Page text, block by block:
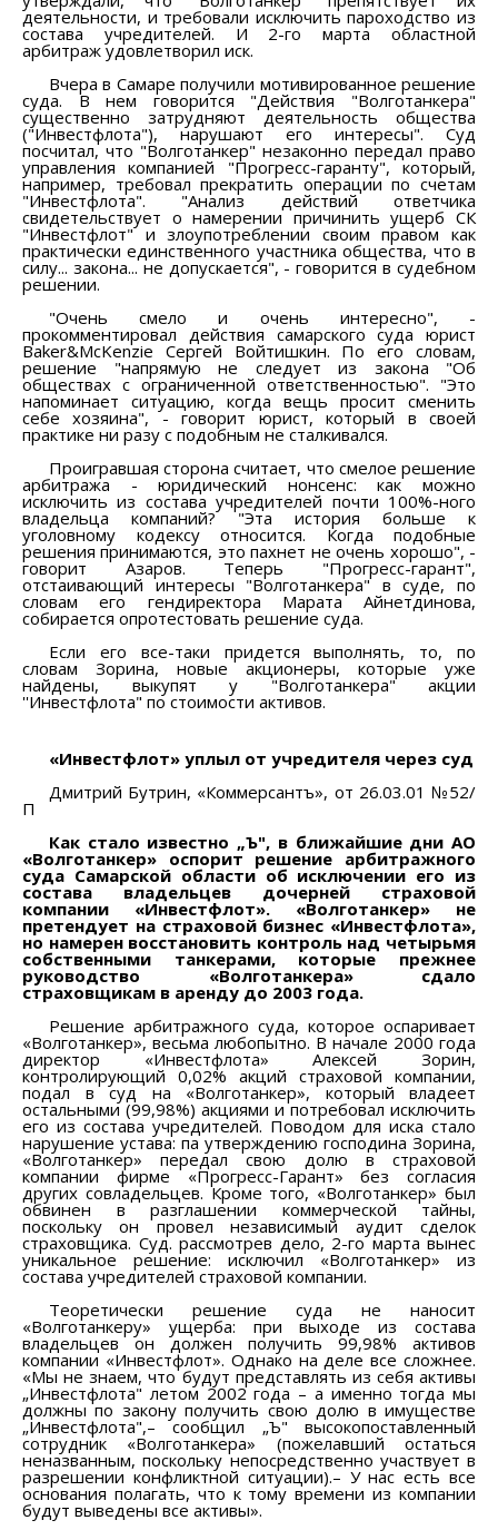
деятельности, и требовали исключить пароходство из
состава учредителей. И 2-го марта областной
арбитраж удовлетворил иск.
Вчера в Самаре получили мотивированное решение
суда. В нем говорится "Действия "Волготанкера"
существенно затрудняют деятельность общества
("Инвестфлота"), нарушают его интересы". Суд
посчитал, что "Волготанкер" незаконно передал право
управления компанией "Прогресс-гаранту", который,
например, требовал прекратить операции по счетам
"Инвестфлота". "Анализ действий ответчика
свидетельствует о намерении причинить ущерб СК
"Инвестфлот" и злоупотреблении своим правом как
практически единственного участника общества, что в
силу... закона... не допускается", - говорится в судебном
решении.
"Очень смело и очень интересно", -
прокомментировал действия самарского суда юрист
Baker&McKenzie Сергей Войтишкин. По его словам,
решение "напрямую не следует из закона "Об
обществах с ограниченной ответственностью". "Это
напоминает ситуацию, когда вещь просит сменить
себе хозяина", - говорит юрист, который в своей
практике ни разу с подобным не сталкивался.
Проигравшая сторона считает, что смелое решение
арбитража - юридический нонсенс: как можно
исключить из состава учредителей почти 100%-ного
владельца компаний? "Эта история больше к
уголовному кодексу относится. Когда подобные
решения принимаются, это пахнет не очень хорошо", -
говорит Азаров. Теперь "Прогресс-гарант",
отстаивающий интересы "Волготанкера" в суде, по
словам его гендиректора Марата Айнетдинова,
собирается опротестовать решение суда.
Если его все-таки придется выполнять, то, по
словам Зорина, новые акционеры, которые уже
найдены, выкупят у "Волготанкера" акции
''Инвестфлота" по стоимости активов.
«Инвестфлот» уплыл от учредителя через суд
Дмитрий Бутрин, «Коммерсантъ», от 26.03.01 №52/
П
Как стало известно „Ъ", в ближайшие дни АО
«Волготанкер» оспорит решение арбитражного
суда Самарской области об исключении его из
состава владельцев дочерней страховой
компании «Инвестфлот». «Волготанкер» не
претендует на страховой бизнес «Инвестфлота»,
но намерен восстановить контроль над четырьмя
собственными танкерами, которые прежнее
руководство «Волготанкера» сдало
страховщикам в аренду до 2003 года.
Решение арбитражного суда, которое оспаривает
«Волготанкер», весьма любопытно. В начале 2000 года
директор «Инвестфлота» Алексей Зорин,
контролирующий 0,02% акций страховой компании,
подал в суд на «Волготанкер», который владеет
остальными (99,98%) акциями и потребовал исключить
его из состава учредителей. Поводом для иска стало
нарушение устава: па утверждению господина Зорина,
«Волготанкер» передал свою долю в страховой
компании фирме «Прогресс-Гарант» без согласия
других совладельцев. Кроме того, «Волготанкер» был
обвинен в разглашении коммерческой тайны,
поскольку он провел независимый аудит сделок
страховщика. Суд. рассмотрев дело, 2-го марта вынес
уникальное решение: исключил «Волготанкер» из
состава учредителей страховой компании.
Теоретически решение суда не наносит
«Волготанкеру» ущерба: при выходе из состава
владельцев он должен получить 99,98% активов
компании «Инвестфлот». Однако на деле все сложнее.
«Мы не знаем, что будут представлять из себя активы
„Инвестфлота" летом 2002 года – а именно тогда мы
должны по закону получить свою долю в имуществе
„Инвестфлота",– сообщил „Ъ" высокопоставленный
сотрудник «Волготанкера» (пожелавший остаться
неназванным, поскольку непосредственно участвует в
разрешении конфликтной ситуации).– У нас есть все
основания полагать, что к тому времени из компании
будут выведены все активы».